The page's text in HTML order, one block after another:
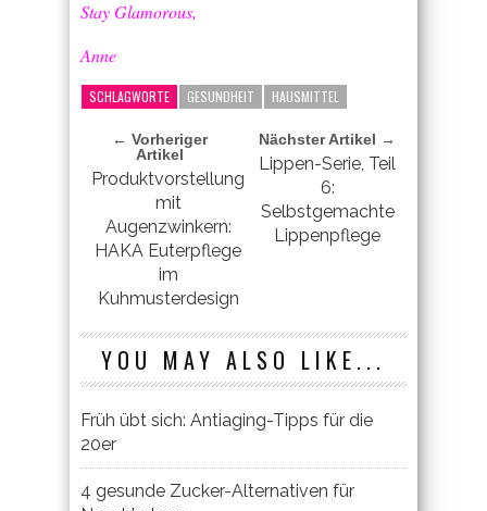
Stay Glamorous,
Anne
SCHLAGWORTE GESUNDHEIT HAUSMITTEL
← Vorheriger
Artikel
Produktvorstellung
mit
Augenzwinkern:
HAKA Euterpflege
im
Kuhmusterdesign
Nächster Artikel →
Lippen-Serie, Teil
6:
Selbstgemachte
Lippenpflege
YOU MAY ALSO LIKE...
Früh übt sich: Antiaging-Tipps für die
20er
4 gesunde Zucker-Alternativen für